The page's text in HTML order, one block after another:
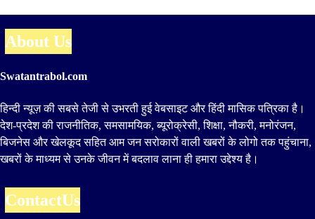
About Us
Swatantrabol.com
हिन्दी न्यूज़ की सबसे तेजी से उभरती हुई वेबसाइट और हिंदी मासिक पत्रिका है।
देश-प्रदेश की राजनीतिक, समसामयिक, ब्यूरोक्रेसी, शिक्षा, नौकरी, मनोरंजन,
बिजनेस और खेलकूद सहित आम जन सरोकारों वाली खबरों के लोगो तक पहुंचाना,
खबरों के माध्यम से उनके जीवन में बदलाव लाना ही हमारा उद्देश्य है।
ContactUs